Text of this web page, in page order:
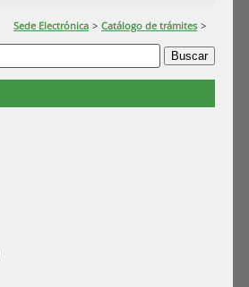
Sede Electrónica > Catálogo de trámites >